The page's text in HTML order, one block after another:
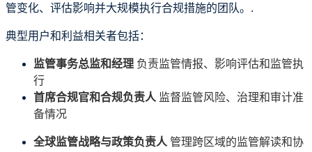
管变化、评估影响并大规模执行合规措施的团队。.
典型用户和利益相关者包括：
监管事务总监和经理 负责监管情报、影响评估和监管执
行
首席合规官和合规负责人监督监管风险、治理和审计准
备情况
全球监管战略与政策负责人管理跨区域的监管解读和协